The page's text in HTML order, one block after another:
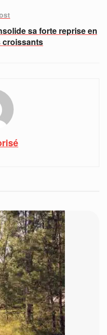
sa forte reprise en
croissants